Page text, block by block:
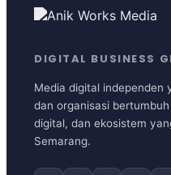
DIGITAL BUSINESS
Media digital independen
dan organisasi
digital, dan ekosistem
Semarang.